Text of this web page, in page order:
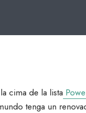
cima de la lista
tenga un